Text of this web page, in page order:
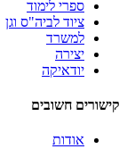
ספרי לימוד
ציוד לביה"ס וגן
למשרד
יצירה
יודאיקה
קישורים חשובים
אודות